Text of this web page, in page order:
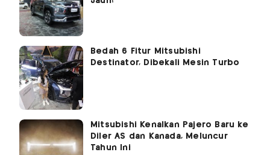
Bedah 6 Fitur Mitsubishi
Destinator, Dibekali Mesin Turbo
Mitsubishi Kenalkan Pajero Baru ke
Diler AS dan Kanada, Meluncur
Tahun Ini